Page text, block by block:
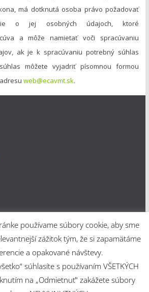
má dotknutá osoba právo požadovať
o jej osobných údajoch, ktoré
a môže namietať voči spracúvaniu
ak je k spracúvaniu potrebný súhlas
môžete vyjadriť písomnou formou
web@ecavmt.sk.
používame súbory cookie, aby sme
zážitok tým, že si zapamätáme
a opakované návštevy.
súhlasíte s používaním VŠETKÝCH
na „Odmietnuť“ zakážete súbory